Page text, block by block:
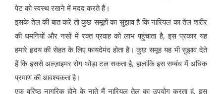
पेट को स्वस्थ रखने में मदद करते हैं।
इसके तेल की बात करें तो कुछ समूहों का सुझाव है कि नारियल का तेल शरीर
की धमनियों और नसों में रक्त प्रवाह को लाभ पहुंचाता है, इस प्रकार यह
हमारे हृदय की सेहत के लिए फायदेमंद होता है। कुछ समूह यह भी सुझाव देते
हैं कि इससे अल्ज़ाइमर रोग थोड़ा टल सकता है, हालांकि इस सम्बंध में अधिक
प्रमाण की आवश्यकता है।
एक वरिष्ठ नागरिक होने के नाते मैं नारियल तेल का उपयोग करता हूं, इस